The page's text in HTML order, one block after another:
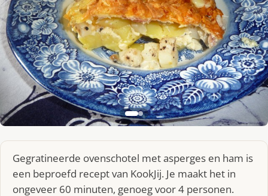
Gegratineerde ovenschotel met asperges en ham is
een beproefd recept van KookJij. Je maakt het in
ongeveer 60 minuten, genoeg voor 4 personen.